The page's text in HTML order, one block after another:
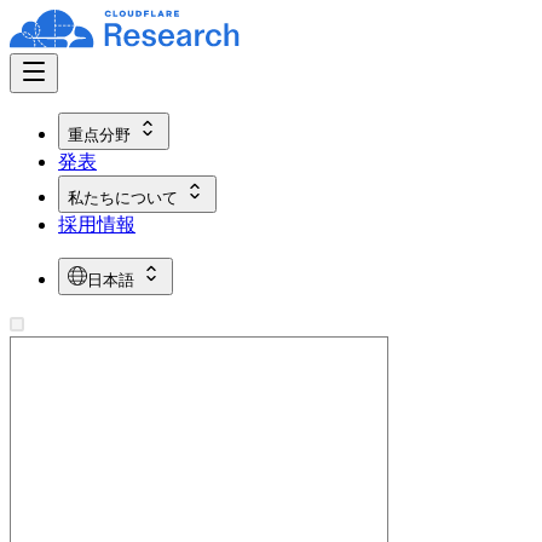
重点分野
発表
私たちについて
採用情報
日本語